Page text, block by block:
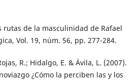
rutas de la masculinidad de Rafael
Vol. 19, núm. 56, pp. 277-284.
R.; Hidalgo, E. & Ávila, L. (2007).
¿Cómo la perciben las y los